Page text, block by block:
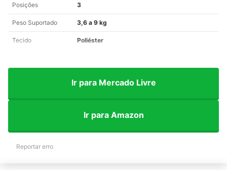
Posições 3
Peso Suportado 3,6 a 9 kg
Tecido Poliéster
Ir para Mercado Livre
Ir para Amazon
Reportar erro